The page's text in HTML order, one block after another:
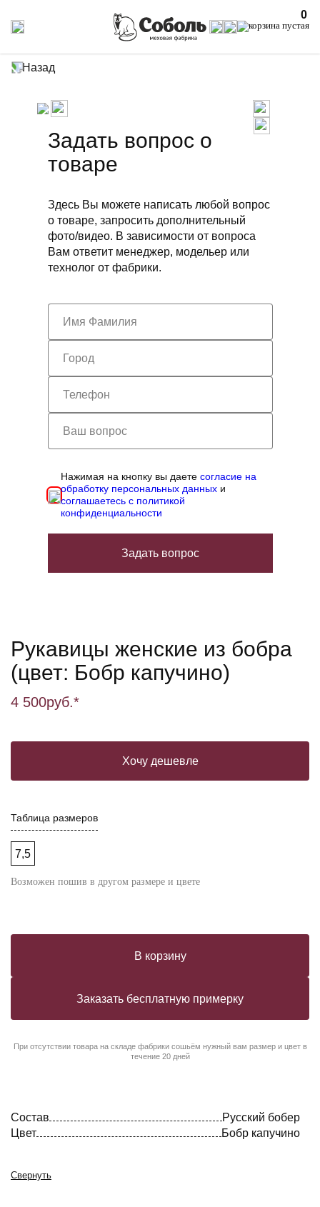
0
Назад
Задать вопрос о
товаре
Здесь Вы можете написать любой вопрос
о товаре, запросить дополнительный
фото/видео. В зависимости от вопроса
Вам ответит менеджер, модельер или
технолог от фабрики.
Нажимая на кнопку вы даетесогласие на
обработку персональных данных и
соглашаетесь с политикой
конфиденциальности
Задать вопрос
Рукавицы женские из бобра
(цвет: Бобр капучино)
4 500руб.*
Хочу дешевле
Таблица размеров
7,5
Возможен пошив в другом размере и цвете
В корзину
Заказать бесплатную примерку
При отсутствии товара на складе фабрики сошьём нужный вам размер и цвет в
течение 20 дней
Состав
Русский бобер
Цвет
Бобр капучино
Свернуть